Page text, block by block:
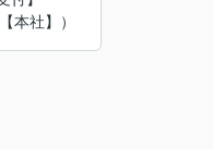
本社】）